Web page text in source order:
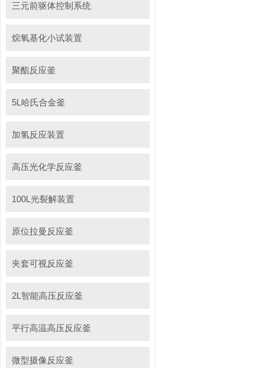
三元前驱体控制系统
烷氧基化小试装置
聚酯反应釜
5L哈氏合金釜
加氢反应装置
高压光化学反应釜
100L光裂解装置
原位拉曼反应釜
夹套可视反应釜
2L智能高压反应釜
平行高温高压反应釜
微型摄像反应釜